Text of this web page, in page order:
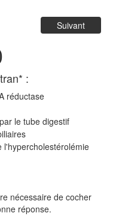
Suivant
:
réductase
le tube digestif
l'hypercholestérolémie
nécessaire de cocher
réponse.